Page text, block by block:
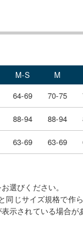
M-S
M
64-69 70-75
88-94 88-94
63-69 63-69
選びください。
同じサイズ規格で作
示されている場合が